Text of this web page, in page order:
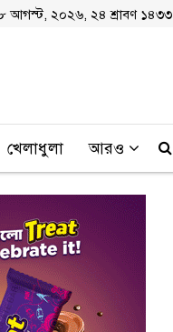
আগস্ট, ২০২৬, ২৪ শ্রাবণ ১৪৩৩
খেলাধুলা আরও